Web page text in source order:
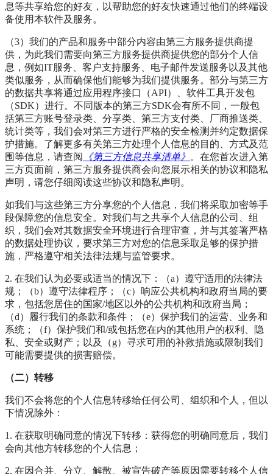
息等共享给您的好友，以帮助您的好友快速通过他们的终端设
备使用本软件及服务。
（3）我们的产品和服务中部分内容由第三方服务提供商提
供，为此我们需要向第三方服务提供商提供您的部分个人信
息，例如IT服务、客户支持服务、电子邮件发送服务以及其他
类似服务，从而确保他们能够为我们提供服务。部分与第三方
的数据共享将通过应用程序接口（API）、软件工具开发包
（SDK）进行。不同版本的第三方SDK会有所不同，一般包
括第三方账号登录类、分享类、第三方支付类、厂商推送类、
统计类等，我们会对第三方进行严格的安全检测并约定数据保
护措施。了解更多有关第三方处理个人信息的目的、方式及范
围等信息，请查阅
《第三方信息共享清单》 。在您首次进入第
三方页面前，第三方服务提供商会向您展示相关的协议和隐私
声明，请您仔细阅读这些协议和隐私声明。
如我们与这些第三方分享您的个人信息，我们将采取加密等手
段保障您的信息安全。对我们与之共享个人信息的公司、组
织，我们会对其数据安全环境进行合理审查，并与其签署严格
的数据处理协议，要求第三方对您的信息采取足够的保护措
施，严格遵守相关法律法规与监管要求。
2. 在我们认为必要或适当的情况下：（a）遵守适用的法律法
规；（b）遵守法律程序；（c）响应公共机构和政府当局的要
求，包括您居住的国家/地区以外的公共机构和政府当局；
（d）履行我们的条款和条件；（e）保护我们的运营、业务和
系统；（f）保护我们和/或包括您在内的其他用户的权利、隐
私、安全或财产；以及（g）寻求可用的补救措施或限制我们
可能需要提供的损害赔偿。
（二）转移
我们不会将您的个人信息转移给任何公司、组织和个人，但以
下情况除外：
1. 在获取明确同意的情况下转移：获得您的明确同意后，我们
会向其他方转移您的个人信息；
2. 在因合并、分立、解散、被宣告破产等原因需要转移个人信